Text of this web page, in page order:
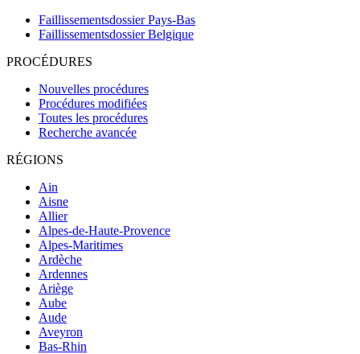
Faillissementsdossier Pays-Bas
Faillissementsdossier Belgique
PROCÉDURES
Nouvelles procédures
Procédures modifiées
Toutes les procédures
Recherche avancée
RÉGIONS
Ain
Aisne
Allier
Alpes-de-Haute-Provence
Alpes-Maritimes
Ardèche
Ardennes
Ariège
Aube
Aude
Aveyron
Bas-Rhin